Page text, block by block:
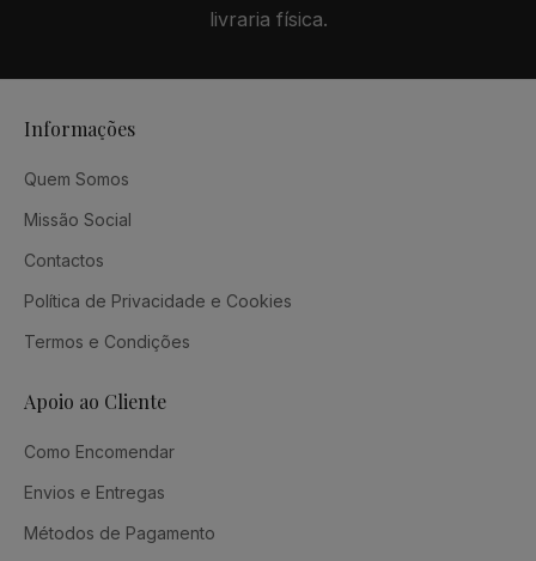
livraria física.
Informações
Quem Somos
Missão Social
Contactos
Política de Privacidade e Cookies
Termos e Condições
Apoio ao Cliente
Como Encomendar
Envios e Entregas
Métodos de Pagamento